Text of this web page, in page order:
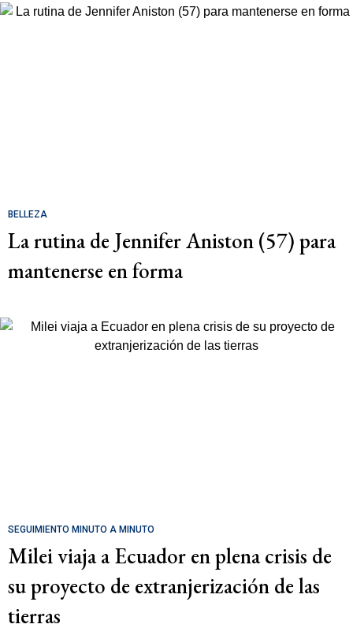
BELLEZA
La rutina de Jennifer Aniston (57) para
mantenerse en forma
SEGUIMIENTO MINUTO A MINUTO
Milei viaja a Ecuador en plena crisis de
su proyecto de extranjerización de las
tierras